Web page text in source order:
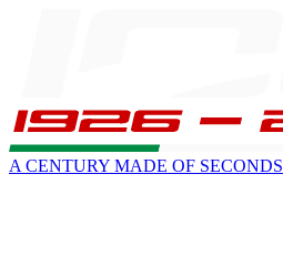
A CENTURY MADE OF SECONDS